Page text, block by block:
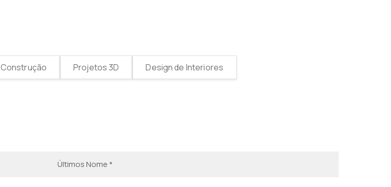
Construção Projetos 3D Design de Interiores